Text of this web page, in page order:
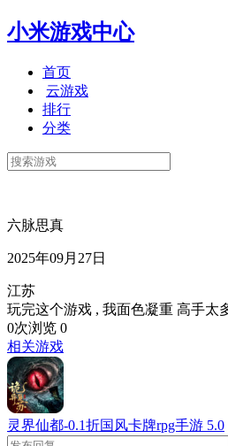
小米游戏中心
首页
云游戏
排行
分类
六脉思真
2025年09月27日
江苏
玩完这个游戏 , 我面色凝重 高手太
0次浏览 0
相关游戏
灵界仙都-0.1折国风卡牌rpg手游 5.0